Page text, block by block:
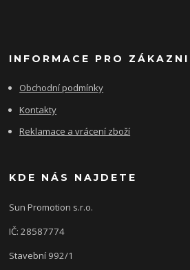
INFORMACE PRO
Obchodní podmínky
Kontakty
Reklamace a vrácení zboží
KDE NÁS NAJDETE
Sun Promotion s.r.o.
IČ: 28587774
Stavební 992/1